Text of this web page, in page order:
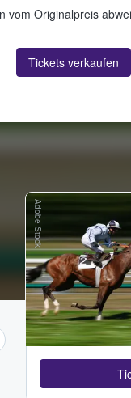
vom Originalpreis
Tickets verkaufen
Adobe Stock